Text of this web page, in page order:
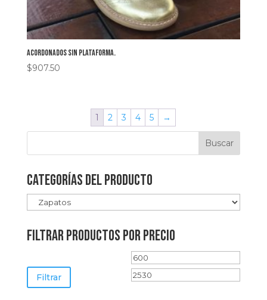
Acordonados sin plataforma.
$907.50
1 2 3 4 5 →
Categorías del producto
FILTRAR PRODUCTOS POR PRECIO
Precio
mínimo
Filtrar